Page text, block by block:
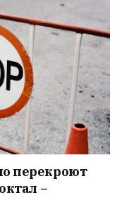
перекроют
–